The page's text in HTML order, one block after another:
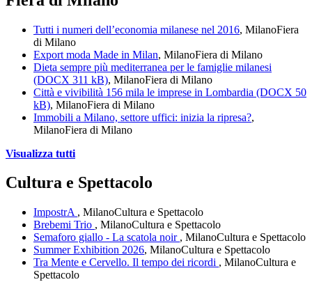
Tutti i numeri dell’economia milanese nel 2016, MilanoFiera
di Milano
Export moda Made in Milan, MilanoFiera di Milano
Dieta sempre più mediterranea per le famiglie milanesi
(DOCX 311 kB), MilanoFiera di Milano
Città e vivibilità 156 mila le imprese in Lombardia (DOCX 50
kB), MilanoFiera di Milano
Immobili a Milano, settore uffici: inizia la ripresa?,
MilanoFiera di Milano
Visualizza tutti
Cultura e Spettacolo
ImpostrA , MilanoCultura e Spettacolo
Brebemi Trio , MilanoCultura e Spettacolo
Semaforo giallo - La scatola noir , MilanoCultura e Spettacolo
Summer Exhibition 2026, MilanoCultura e Spettacolo
Tra Mente e Cervello. Il tempo dei ricordi , MilanoCultura e
Spettacolo